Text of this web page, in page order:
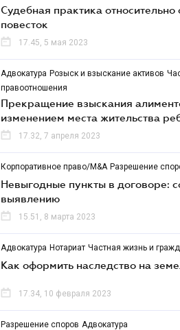
Судебная практика
повесток
17.45, 5 мая 2023
Адвокатура Розыск и взыскание активов
правоотношения
Прекращение взыскания
изменением места жительства
17.32, 7 апреля 2023
Корпоративное право/M&A Разрешение
Невыгодные пункты в договоре:
выявлению
15.51, 8 марта 2023
Адвокатура Нотариат Частная жизнь и
Как оформить наследство на
17.34, 10 февраля 2023
Разрешение споров Адвокатура